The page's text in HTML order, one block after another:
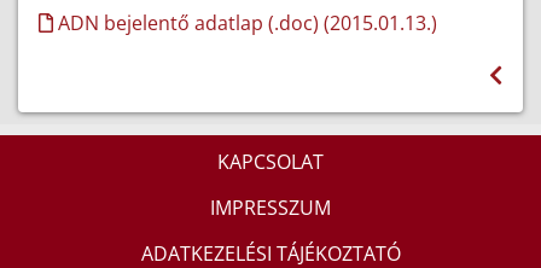
ADN bejelentő adatlap (.doc) (2015.01.13.)
KAPCSOLAT
IMPRESSZUM
ADATKEZELÉSI TÁJÉKOZTATÓ